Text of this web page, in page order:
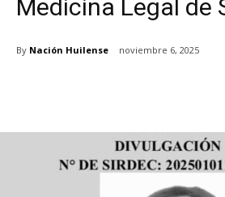
Medicina Legal de
By Nación Huilense noviembre 6, 2025